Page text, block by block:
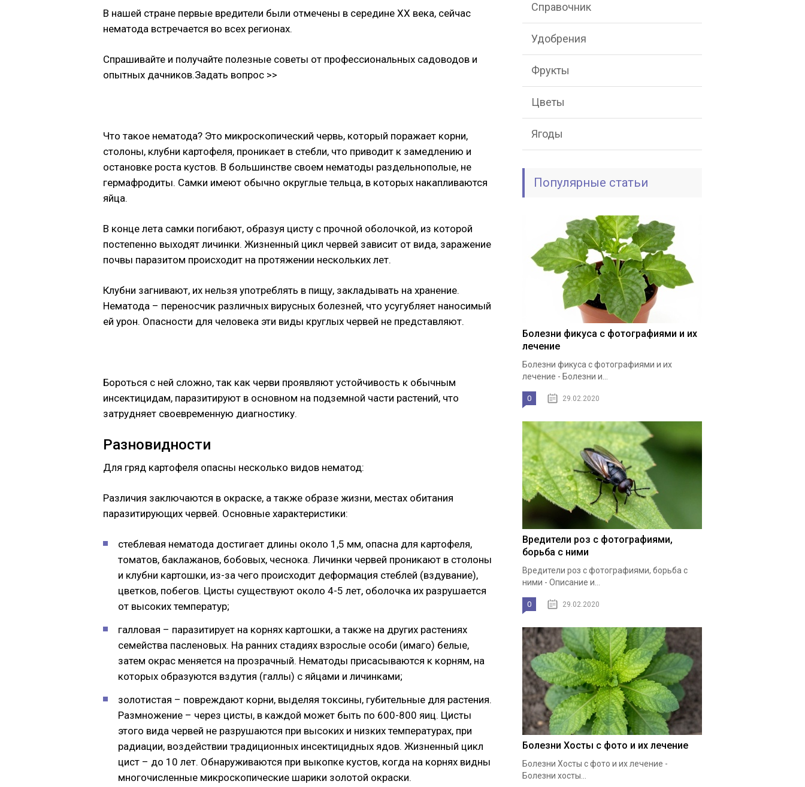
В нашей стране первые вредители были отмечены в середине XX века, сейчас
нематода встречается во всех регионах.
Спрашивайте и получайте полезные советы от профессиональных садоводов и
опытных дачников.Задать вопрос >>
Что такое нематода? Это микроскопический червь, который поражает корни,
столоны, клубни картофеля, проникает в стебли, что приводит к замедлению и
остановке роста кустов. В большинстве своем нематоды раздельнополые, не
гермафродиты. Самки имеют обычно округлые тельца, в которых накапливаются
яйца.
В конце лета самки погибают, образуя цисту с прочной оболочкой, из которой
постепенно выходят личинки. Жизненный цикл червей зависит от вида, заражение
почвы паразитом происходит на протяжении нескольких лет.
Клубни загнивают, их нельзя употреблять в пищу, закладывать на хранение.
Нематода – переносчик различных вирусных болезней, что усугубляет наносимый
ей урон. Опасности для человека эти виды круглых червей не представляют.
Бороться с ней сложно, так как черви проявляют устойчивость к обычным
инсектицидам, паразитируют в основном на подземной части растений, что
затрудняет своевременную диагностику.
Разновидности
Для гряд картофеля опасны несколько видов нематод:
Различия заключаются в окраске, а также образе жизни, местах обитания
паразитирующих червей. Основные характеристики:
стеблевая нематода достигает длины около 1,5 мм, опасна для картофеля,
томатов, баклажанов, бобовых, чеснока. Личинки червей проникают в столоны
и клубни картошки, из-за чего происходит деформация стеблей (вздувание),
цветков, побегов. Цисты существуют около 4-5 лет, оболочка их разрушается
от высоких температур;
галловая – паразитирует на корнях картошки, а также на других растениях
семейства пасленовых. На ранних стадиях взрослые особи (имаго) белые,
затем окрас меняется на прозрачный. Нематоды присасываются к корням, на
которых образуются вздутия (галлы) с яйцами и личинками;
золотистая – повреждают корни, выделяя токсины, губительные для растения.
Размножение – через цисты, в каждой может быть по 600-800 яиц. Цисты
этого вида червей не разрушаются при высоких и низких температурах, при
радиации, воздействии традиционных инсектицидных ядов. Жизненный цикл
цист – до 10 лет. Обнаруживаются при выкопке кустов, когда на корнях видны
многочисленные микроскопические шарики золотой окраски.
Справочник
Удобрения
Фрукты
Цветы
Ягоды
Популярные статьи
Болезни фикуса с фотографиями и их
лечение
Болезни фикуса с фотографиями и их
лечение - Болезни и...
0 29.02.2020
Вредители роз с фотографиями,
борьба с ними
Вредители роз с фотографиями, борьба с
ними - Описание и...
0 29.02.2020
Болезни Хосты с фото и их лечение
Болезни Хосты с фото и их лечение -
Болезни хосты...